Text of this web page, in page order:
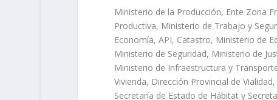
Ministerio de la Producción, Ente Zona
Productiva, Ministerio de Trabajo y
Economía, API, Catastro, Ministerio de
Ministerio de Seguridad, Ministerio de
Ministerio de Infraestructura y
Vivienda, Dirección Provincial de
Secretaría de Estado de Hábitat y